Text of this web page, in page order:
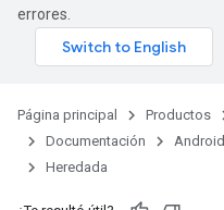
errores.
Página principal Productos
Documentación
Android
Heredada